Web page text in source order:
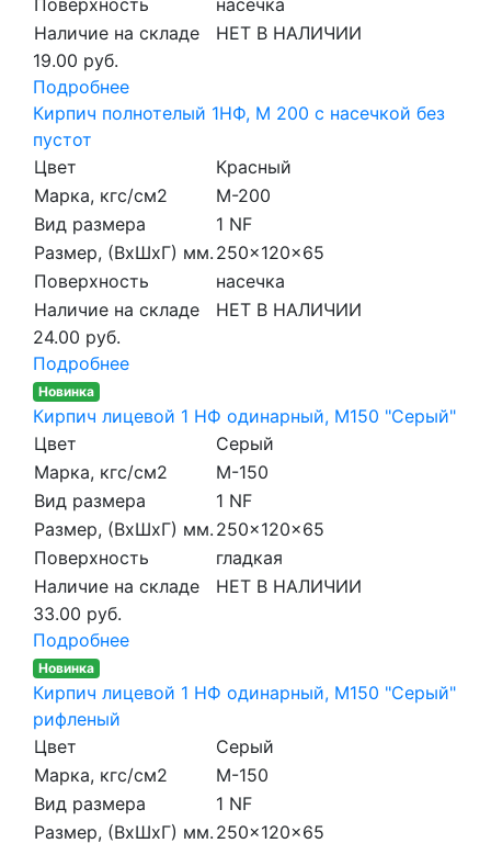
Наличие на складе
НЕТ В НАЛИЧИИ
19.00 руб.
Подробнее
Кирпич полнотелый 1НФ, М 200 с насечкой без
пустот
Цвет
Красный
Марка, кгс/см2
M-200
Вид размера
1 NF
Размер, (ВхШхГ) мм. 250x120x65
Поверхность
насечка
Наличие на складе
НЕТ В НАЛИЧИИ
24.00 руб.
Подробнее
Новинка
Кирпич лицевой 1 НФ одинарный, M150 "Серый"
Цвет
Серый
Марка, кгс/см2
M-150
Вид размера
1 NF
Размер, (ВхШхГ) мм. 250x120x65
Поверхность
гладкая
Наличие на складе
НЕТ В НАЛИЧИИ
33.00 руб.
Подробнее
Новинка
Кирпич лицевой 1 НФ одинарный, M150 "Серый"
рифленый
Цвет
Серый
Марка, кгс/см2
M-150
Вид размера
1 NF
Размер, (ВхШхГ) мм. 250x120x65